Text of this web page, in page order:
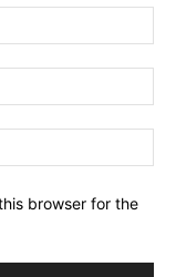
browser for the